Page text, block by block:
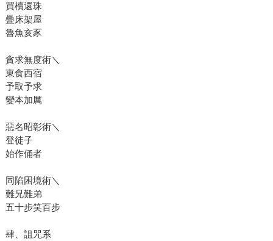
買櫝還珠
疊床架屋
魯魚亥豕
貪求無度術＼
東食西宿
予取予求
變本加厲
惡名昭彰術＼
登徒子
始作俑者
同陷困境術＼
難兄難弟
五十步笑百步
肆、詛咒系